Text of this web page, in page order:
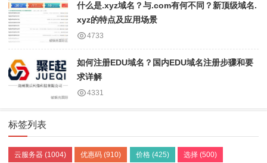
什么是.xyz域名？与.com有何不同？新顶级域名.
xyz的特点及应用场景
4733
如何注册EDU域名？国内EDU域名注册步骤和要
求详解
4331
标签列表
云服务器 (1004) 优惠码 (910) 价格(425) 选择(500)